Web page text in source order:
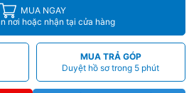
MUA NGAY
nơi hoặc nhận tại cửa hàng
MUA TRẢ GÓP
Duyệt hồ sơ trong 5 phút